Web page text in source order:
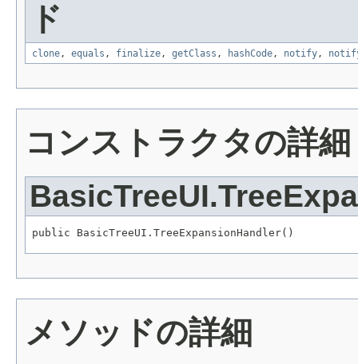
ド
clone, equals , finalize, getClass , hashCode, notify,
コンストラクタの詳細
public BasicTreeUI.TreeExpansionHandler()
メソッドの詳細